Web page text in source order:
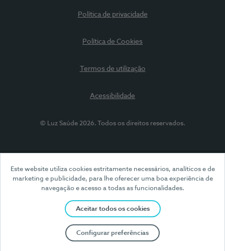
Este website utiliza cookies estritamente necessários, analíticos e de
marketing e publicidade, para lhe oferecer uma boa experiência de
navegação e acesso a todas as funcionalidades.
Aceitar todos os cookies
Configurar preferências
Política de privacidade
Política de Cookies
Termos de utilização
Acessibilidade
© Luz Saúde 2026. Todos os direitos reservados.